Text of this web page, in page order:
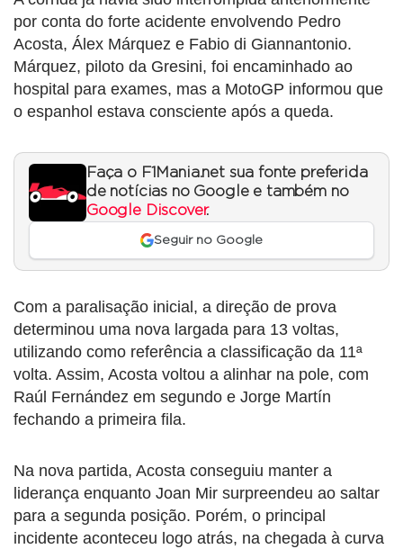
por conta do forte acidente envolvendo Pedro
Acosta, Álex Márquez e Fabio di Giannantonio.
Márquez, piloto da Gresini, foi encaminhado ao
hospital para exames, mas a MotoGP informou que
o espanhol estava consciente após a queda.
Faça o F1Mania.net sua fonte preferida
de notícias no Google e também no
Google Discover.
Seguir no Google
Com a paralisação inicial, a direção de prova
determinou uma nova largada para 13 voltas,
utilizando como referência a classificação da 11ª
volta. Assim, Acosta voltou a alinhar na pole, com
Raúl Fernández em segundo e Jorge Martín
fechando a primeira fila.
Na nova partida, Acosta conseguiu manter a
liderança enquanto Joan Mir surpreendeu ao saltar
para a segunda posição. Porém, o principal
incidente aconteceu logo atrás, na chegada à curva